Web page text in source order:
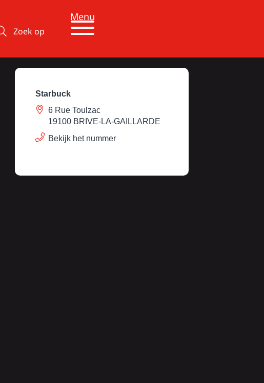
Zoek op
Menu
Starbuck
6 Rue Toulzac
19100 BRIVE-LA-GAILLARDE
Bekijk het nummer